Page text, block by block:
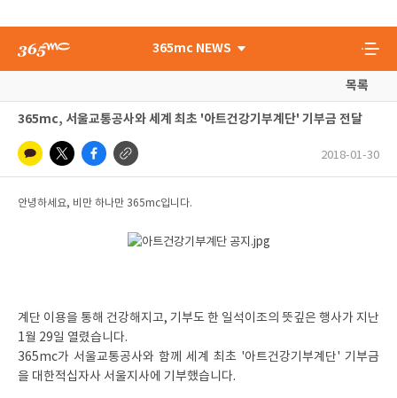
365mc NEWS
목록
365mc, 서울교통공사와 세계 최초 '아트건강기부계단' 기부금 전달
2018-01-30
안녕하세요, 비만 하나만 365mc입니다.
계단 이용을 통해 건강해지고, 기부도 한 일석이조의 뜻깊은 행사가 지난
1월 29일 열렸습니다.
365mc가 서울교통공사와 함께 세계 최초 '아트건강기부계단' 기부금
을 대한적십자사 서울지사에 기부했습니다.